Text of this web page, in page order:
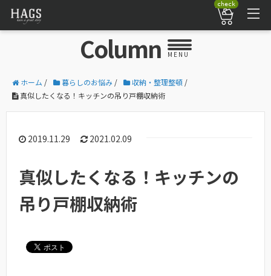
check
Column MENU
ホーム / 暮らしのお悩み / 収納・整理整頓 /
真似したくなる！キッチンの吊り戸棚収納術
2019.11.29 2021.02.09
真似したくなる！キッチンの
吊り戸棚収納術